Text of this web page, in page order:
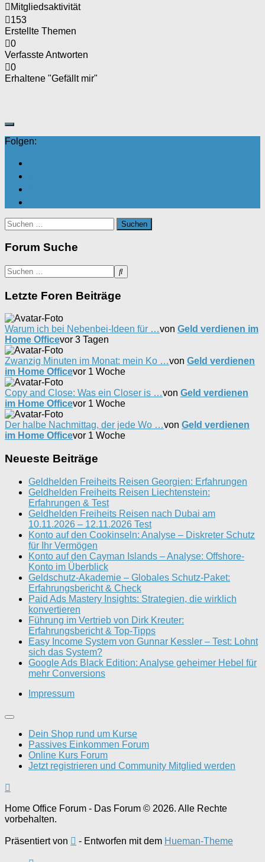
Mitgliedsaktivität
153
Erstellte Themen
0
Verfasste Antworten
0
Erhaltene "Gefällt mir"
Folgen:
Suchen
nach:
Forum Suche
Letzte Foren Beiträge
Warum ich bei Nebenbei-Ideen für …von Geld verdienen im
Home Officevor 3 Tagen
Zwanzig Minuten im Monat: mein Ko …von Geld verdienen
im Home Officevor 1 Woche
Copy and Close: Was ein Closer is …von Geld verdienen
im Home Officevor 1 Woche
Der halbe Nachmittag, der jede Wo …von Geld verdienen
im Home Officevor 1 Woche
Neueste Beiträge
Geldhelden Freiheits Reisen Georgien: Erfahrungen
Geldhelden Freiheits Reisen Liechtenstein:
Erfahrungen & Test
Geldhelden Freiheits Reisen nach Dubai am
10.11.2026 – 12.11.2026 Test
Konto auf den Cookinseln: Analyse – Diskreter Schutz
für Ihr Vermögen
Konto auf den Cayman Islands – Analyse: Offshore-
Konto im Überblick
Geldschutz-Akademie – Globales Schutz-Paket:
Erfahrungsbericht & Check
Paid Ads Mastery Insights: Strategien, die wirklich
konvertieren
Führung im Vertrieb von Dirk Kreuter:
Erfahrungsbericht & Top-Tipps
Easy Income System von Gunnar Kessler – Test: Lohnt
sich das System?
Google Ads Black Edition: Analyse geheimer Hebel für
mehr Conversions
Impressum
Dein Shop rund um Kurse
Passives Einkommen Forum
Online Kurs Forum
Jetzt registrieren und Community Mitglied werden
Home Office Forum - Das Forum © 2026. Alle Rechte
vorbehalten.
Präsentiert von - Entworfen mit dem Hueman-Theme